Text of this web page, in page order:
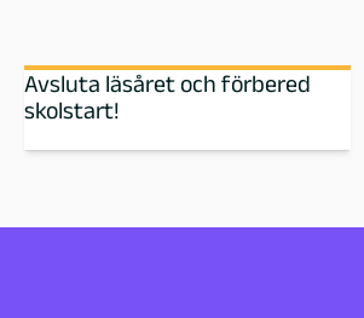
Avsluta läsåret och förbered
skolstart!